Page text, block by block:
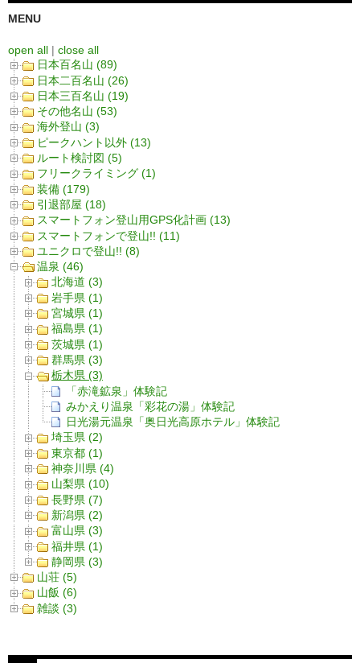
MENU
open all | close all
日本百名山 (89)
日本二百名山 (26)
日本三百名山 (19)
その他名山 (53)
海外登山 (3)
ピークハント以外 (13)
ルート検討図 (5)
フリークライミング (1)
装備 (179)
引退部屋 (18)
スマートフォン登山用GPS化計画 (13)
スマートフォンで登山!! (11)
ユニクロで登山!! (8)
温泉 (46)
北海道 (3)
岩手県 (1)
宮城県 (1)
福島県 (1)
茨城県 (1)
群馬県 (3)
栃木県 (3)
「赤滝鉱泉」体験記
みかえり温泉「彩花の湯」体験記
日光湯元温泉「奥日光高原ホテル」体験記
埼玉県 (2)
東京都 (1)
神奈川県 (4)
山梨県 (10)
長野県 (7)
新潟県 (2)
富山県 (3)
福井県 (1)
静岡県 (3)
山荘 (5)
山飯 (6)
雑談 (3)